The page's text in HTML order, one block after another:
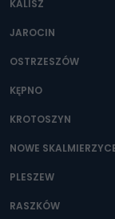
Można to zrobić
KALISZ
JAROCIN
OSTRZESZÓW
KĘPNO
KROTOSZYN
NOWE
PLESZEW
RASZKÓW